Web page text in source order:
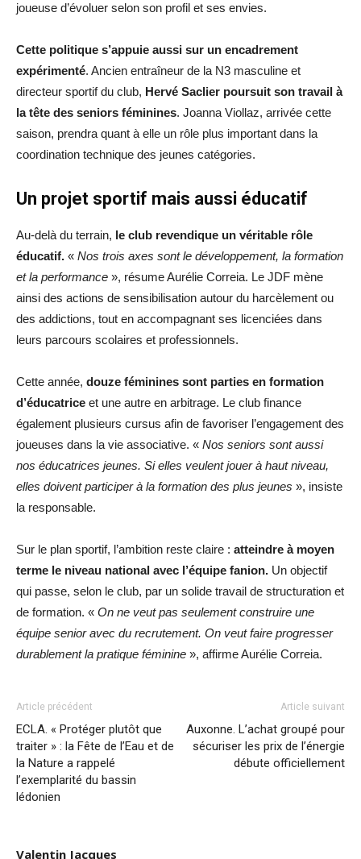
joueuse d’évoluer selon son profil et ses envies.
Cette politique s’appuie aussi sur un encadrement
expérimenté. Ancien entraîneur de la N3 masculine et
directeur sportif du club, Hervé Saclier poursuit son travail à
la tête des seniors féminines. Joanna Viollaz, arrivée cette
saison, prendra quant à elle un rôle plus important dans la
coordination technique des jeunes catégories.
Un projet sportif mais aussi éducatif
Au-delà du terrain, le club revendique un véritable rôle
éducatif. « Nos trois axes sont le développement, la formation
et la performance », résume Aurélie Correia. Le JDF mène
ainsi des actions de sensibilisation autour du harcèlement ou
des addictions, tout en accompagnant ses licenciées dans
leurs parcours scolaires et professionnels.
Cette année, douze féminines sont parties en formation
d’éducatrice et une autre en arbitrage. Le club finance
également plusieurs cursus afin de favoriser l’engagement des
joueuses dans la vie associative. « Nos seniors sont aussi
nos éducatrices jeunes. Si elles veulent jouer à haut niveau,
elles doivent participer à la formation des plus jeunes », insiste
la responsable.
Sur le plan sportif, l’ambition reste claire : atteindre à moyen
terme le niveau national avec l’équipe fanion. Un objectif
qui passe, selon le club, par un solide travail de structuration et
de formation. « On ne veut pas seulement construire une
équipe senior avec du recrutement. On veut faire progresser
durablement la pratique féminine », affirme Aurélie Correia.
Article précédent
ECLA. « Protéger plutôt que
traiter » : la Fête de l’Eau et de
la Nature a rappelé
l’exemplarité du bassin
lédonien
Article suivant
Auxonne. L’achat groupé pour
sécuriser les prix de l’énergie
débute officiellement
Valentin Jacques